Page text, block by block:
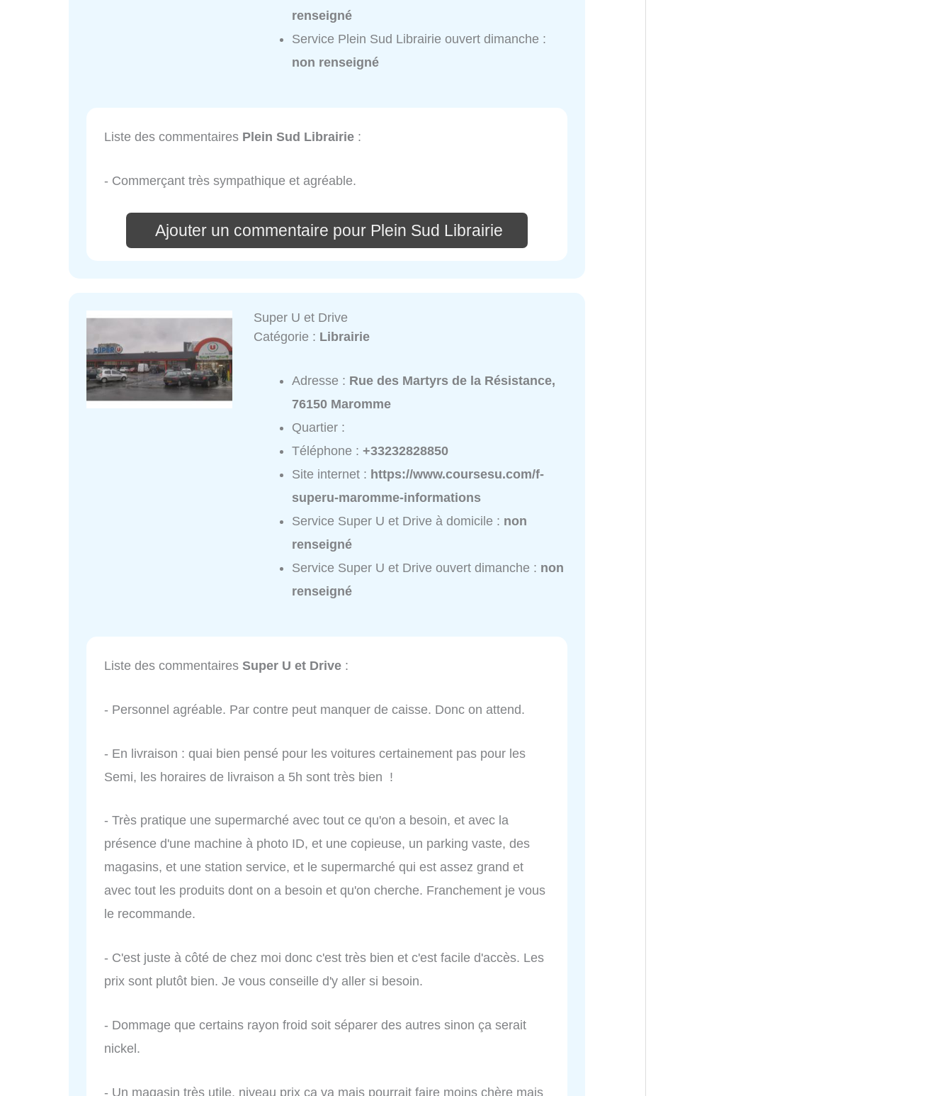
renseigné
Service Plein Sud Librairie ouvert dimanche :
non renseigné
Liste des commentaires Plein Sud Librairie :
- Commerçant très sympathique et agréable.
Ajouter un commentaire pour Plein Sud Librairie
Super U et Drive
Catégorie : Librairie
Adresse : Rue des Martyrs de la Résistance,
76150 Maromme
Quartier :
Téléphone :+33232828850
Site internet : https://www.coursesu.com/f-
superu-maromme-informations
Service Super U et Drive à domicile : non
renseigné
Service Super U et Drive ouvert dimanche : non
renseigné
Liste des commentaires Super U et Drive :
- Personnel agréable. Par contre peut manquer de caisse. Donc on attend.
- En livraison : quai bien pensé pour les voitures certainement pas pour les
Semi, les horaires de livraison a 5h sont très bien !
- Très pratique une supermarché avec tout ce qu'on a besoin, et avec la
présence d'une machine à photo ID, et une copieuse, un parking vaste, des
magasins, et une station service, et le supermarché qui est assez grand et
avec tout les produits dont on a besoin et qu'on cherche. Franchement je vous
le recommande.
- C'est juste à côté de chez moi donc c'est très bien et c'est facile d'accès. Les
prix sont plutôt bien. Je vous conseille d'y aller si besoin.
- Dommage que certains rayon froid soit séparer des autres sinon ça serait
nickel.
- Un magasin très utile, niveau prix ca va mais pourrait faire moins chère mais